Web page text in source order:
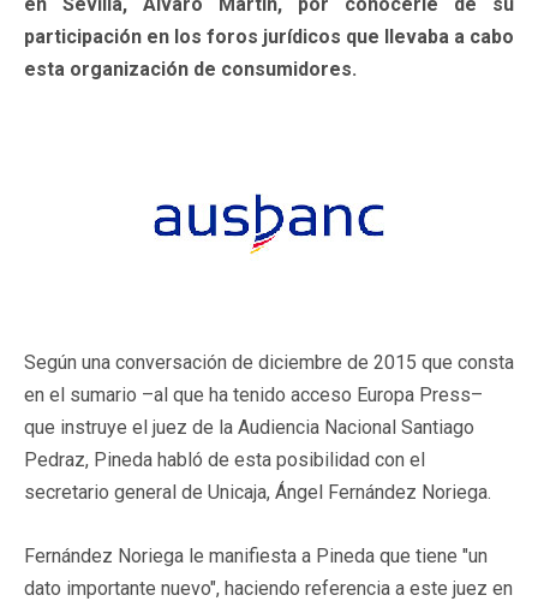
participación en los foros jurídicos que llevaba a cabo
esta organización de consumidores.
Según una conversación de diciembre de 2015 que consta
en el sumario –al que ha tenido acceso Europa Press–
que instruye el juez de la Audiencia Nacional Santiago
Pedraz, Pineda habló de esta posibilidad con el
secretario general de Unicaja, Ángel Fernández Noriega.
Fernández Noriega le manifiesta a Pineda que tiene "un
dato importante nuevo", haciendo referencia a este juez en